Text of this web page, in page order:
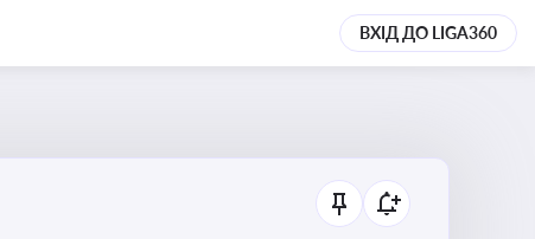
ВХІД ДО LIGA360